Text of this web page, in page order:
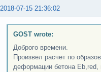
2018-07-15 21:36:02
GOST wrote:
Доброго времени.
Произвел расчет по
деформации бетона Eb,red,